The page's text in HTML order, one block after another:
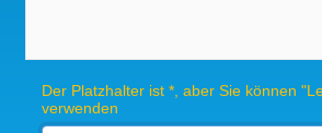
Der Platzhalter ist *, aber Sie können
verwenden